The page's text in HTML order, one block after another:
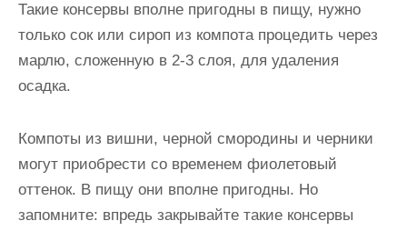
Такие консервы вполне пригодны в пищу, нужно
только сок или сироп из компота процедить через
марлю, сложенную в 2-3 слоя, для удаления
осадка.
Компоты из вишни, черной смородины и черники
могут приобрести со временем фиолетовый
оттенок. В пищу они вполне пригодны. Но
запомните: впредь закрывайте такие консервы